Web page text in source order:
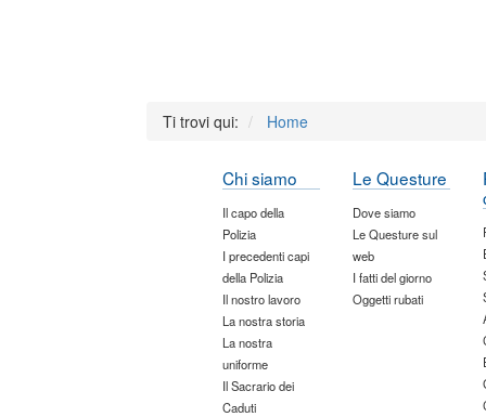
Ti trovi qui: Home
Chi siamo
Il capo della
Polizia
I precedenti capi
della Polizia
Il nostro lavoro
La nostra storia
La nostra
uniforme
Il Sacrario dei
Caduti
Le Questure
Dove siamo
Le Questure sul
web
I fatti del giorno
Oggetti rubati